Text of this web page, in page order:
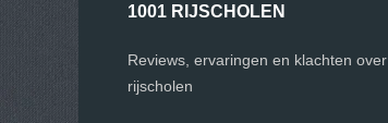
1001 RIJSCHOLEN
Reviews, ervaringen en klachten over
rijscholen